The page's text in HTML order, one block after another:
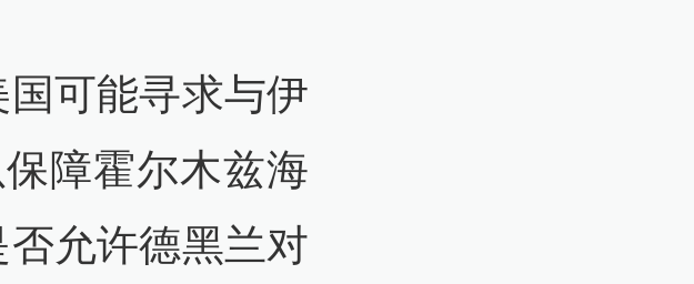
可能寻求与伊
障霍尔木兹海
允许德黑兰对